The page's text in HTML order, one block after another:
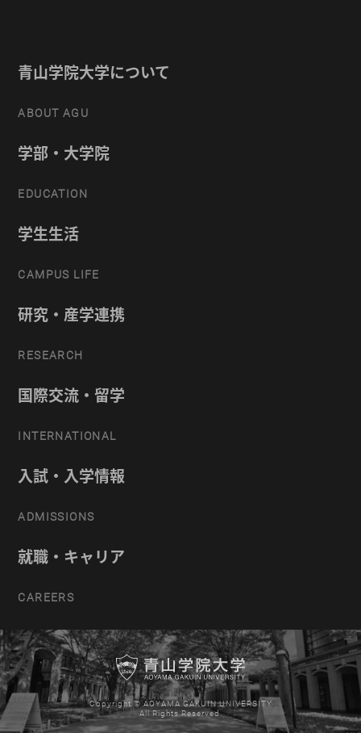
青山学院大学について
ABOUT AGU
学部・大学院
EDUCATION
学生生活
CAMPUS LIFE
研究・産学連携
RESEARCH
国際交流・留学
INTERNATIONAL
入試・入学情報
ADMISSIONS
就職・キャリア
CAREERS
Copyright © AOYAMA GAKUIN UNIVERSITY
All Rights Reserved.